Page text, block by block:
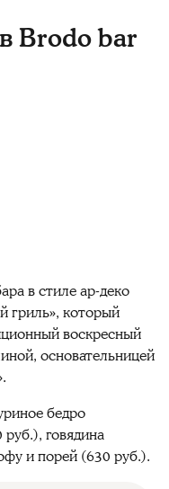
Brodo bar
в стиле ар-деко
гриль», который
воскресный
основательницей
бедро
говядина
и порей (630 руб.).